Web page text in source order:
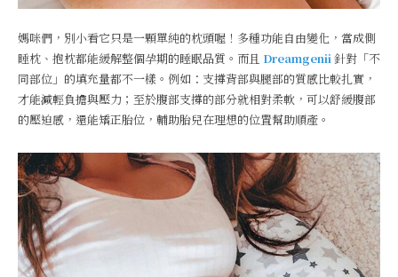
媽咪們，別小看它只是一顆單純的枕頭喔！多種功能自由變化，當成側
睡枕、抱枕都能緩解整個孕期的睡眠品質。而且 Dreamgenii針對「不
同部位」的填充量都不一樣。例如：支撐背部與腿部的質感比較扎實，
才能減輕負擔與壓力；至於腹部支撐的部分就相對柔軟，可以舒緩腹部
的壓迫感，還能矯正胎位，輔助胎兒在理想的位置幫助順產。